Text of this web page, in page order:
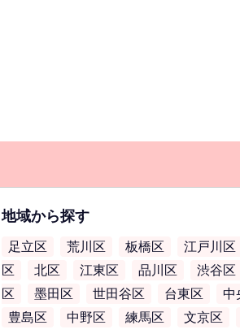
地域から探す
足立区 荒川区 板橋区 江戸川区
区
北区 江東区 品川区 渋谷区
区
墨田区 世田谷区 台東区 中
豊島区
中野区 練馬区 文京区